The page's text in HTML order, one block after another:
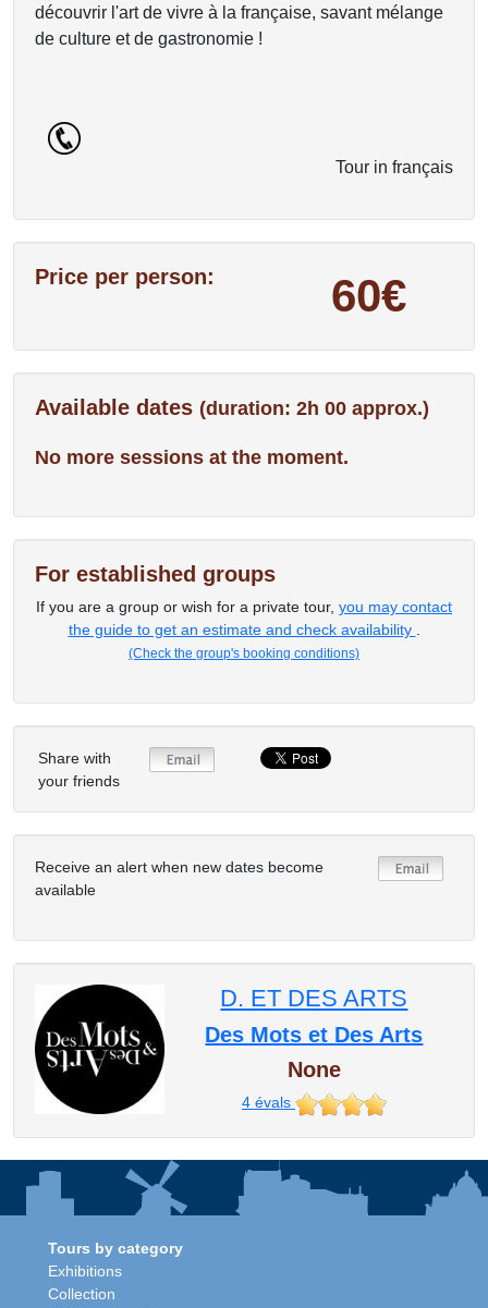
découvrir l'art de vivre à la française, savant mélange
de culture et de gastronomie !
Tour in français
Price per person: 60€
Available dates (duration: 2h 00 approx.)
No more sessions at the moment.
For established groups
If you are a group or wish for a private tour, you may contact
the guide to get an estimate and check availability
(Check the group's booking conditions)
Share with
your friends
Receive an alert when new dates become
available
D. ET DES ARTS
Des Mots et Des Arts
None
4évals
Tours by category
Exhibitions
Collection